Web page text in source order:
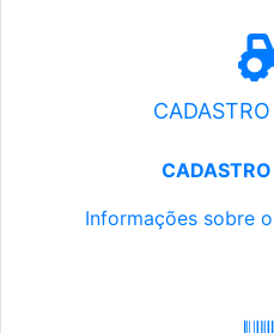
Informações sobre